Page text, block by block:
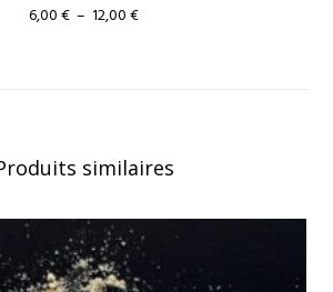
6,00€ – 12,00€Plage
similaires